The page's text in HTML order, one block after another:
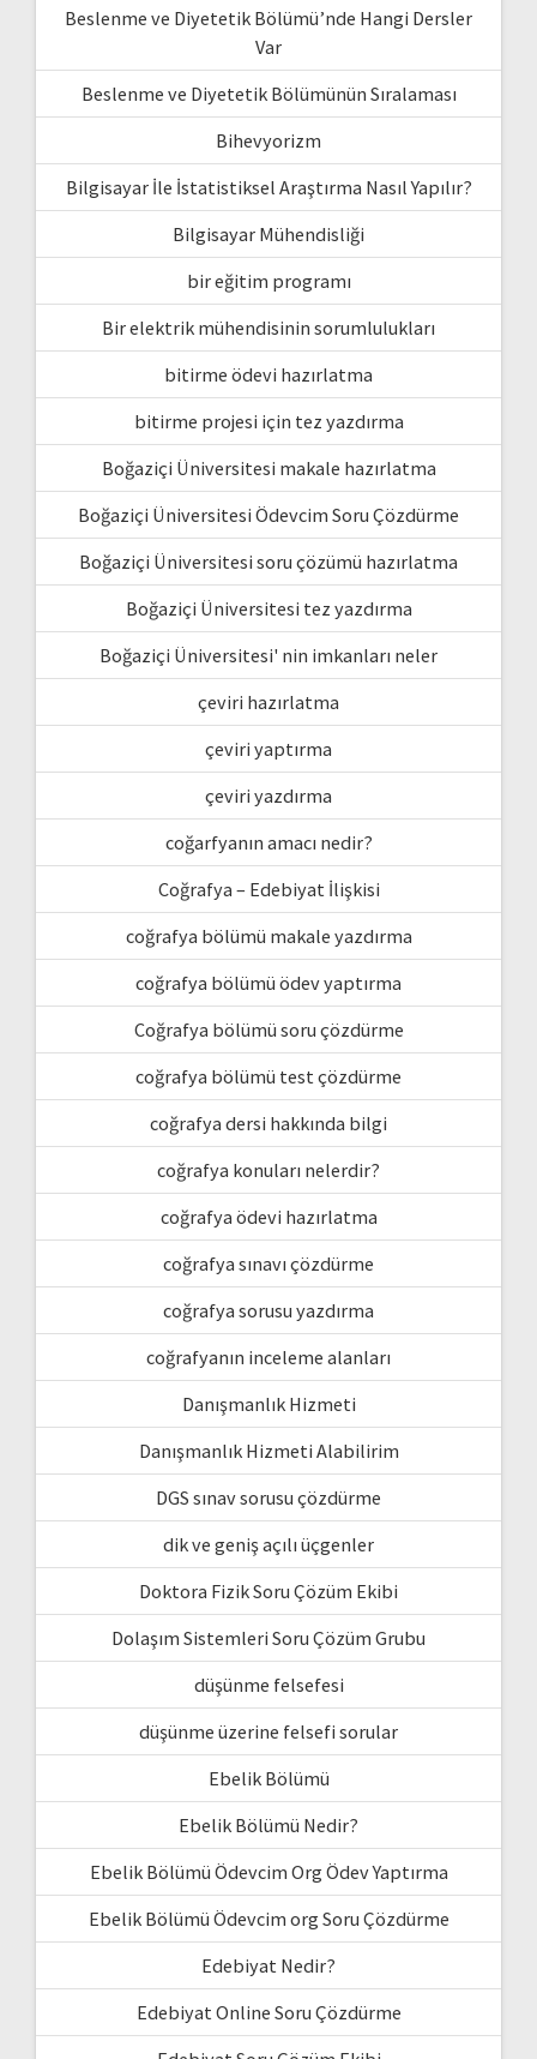
Beslenme ve Diyetetik Bölümü’nde Hangi Dersler
Var
Beslenme ve Diyetetik Bölümünün Sıralaması
Bihevyorizm
Bilgisayar İle İstatistiksel Araştırma Nasıl Yapılır?
Bilgisayar Mühendisliği
bir eğitim programı
Bir elektrik mühendisinin sorumlulukları
bitirme ödevi hazırlatma
bitirme projesi için tez yazdırma
Boğaziçi Üniversitesi makale hazırlatma
Boğaziçi Üniversitesi Ödevcim Soru Çözdürme
Boğaziçi Üniversitesi soru çözümü hazırlatma
Boğaziçi Üniversitesi tez yazdırma
Boğaziçi Üniversitesi' nin imkanları neler
çeviri hazırlatma
çeviri yaptırma
çeviri yazdırma
coğarfyanın amacı nedir?
Coğrafya – Edebiyat İlişkisi
coğrafya bölümü makale yazdırma
coğrafya bölümü ödev yaptırma
Coğrafya bölümü soru çözdürme
coğrafya bölümü test çözdürme
coğrafya dersi hakkında bilgi
coğrafya konuları nelerdir?
coğrafya ödevi hazırlatma
coğrafya sınavı çözdürme
coğrafya sorusu yazdırma
coğrafyanın inceleme alanları
Danışmanlık Hizmeti
Danışmanlık Hizmeti Alabilirim
DGS sınav sorusu çözdürme
dik ve geniş açılı üçgenler
Doktora Fizik Soru Çözüm Ekibi
Dolaşım Sistemleri Soru Çözüm Grubu
düşünme felsefesi
düşünme üzerine felsefi sorular
Ebelik Bölümü
Ebelik Bölümü Nedir?
Ebelik Bölümü Ödevcim Org Ödev Yaptırma
Ebelik Bölümü Ödevcim org Soru Çözdürme
Edebiyat Nedir?
Edebiyat Online Soru Çözdürme